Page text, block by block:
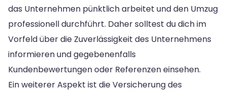
das Unternehmen pünktlich arbeitet und den Umzug
professionell durchführt. Daher solltest du dich im
Vorfeld über die Zuverlässigkeit des Unternehmens
informieren und gegebenenfalls
Kundenbewertungen oder Referenzen einsehen.
Ein weiterer Aspekt ist die Versicherung des